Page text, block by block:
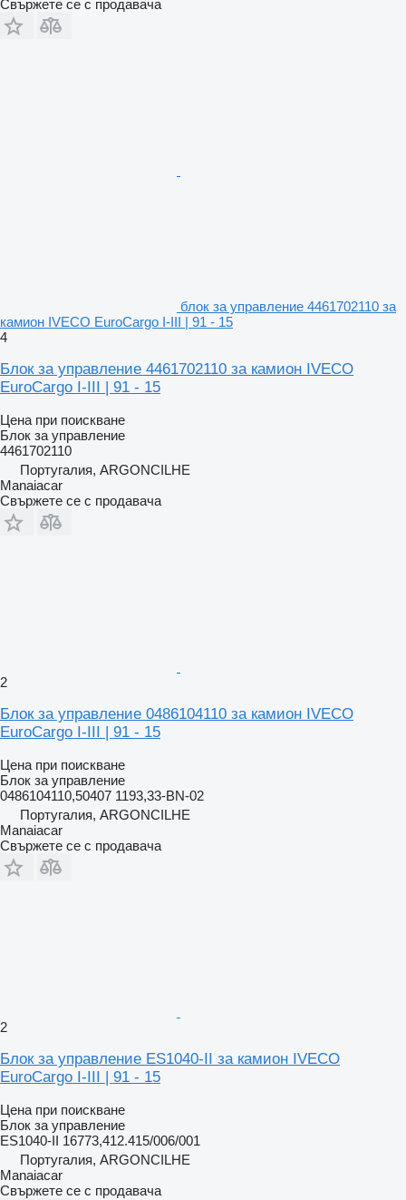
Свържете се с продавача
блок за управление 4461702110 за
камион IVECO EuroCargo I-III | 91 - 15
4
Блок за управление 4461702110 за камион IVECO
EuroCargo I-III | 91 - 15
Цена при поискване
Блок за управление
4461702110
Португалия, ARGONCILHE
Manaiacar
Свържете се с продавача
2
Блок за управление 0486104110 за камион IVECO
EuroCargo I-III | 91 - 15
Цена при поискване
Блок за управление
0486104110,50407 1193,33-BN-02
Португалия, ARGONCILHE
Manaiacar
Свържете се с продавача
2
Блок за управление ES1040-II за камион IVECO
EuroCargo I-III | 91 - 15
Цена при поискване
Блок за управление
ES1040-II 16773,412.415/006/001
Португалия, ARGONCILHE
Manaiacar
Свържете се с продавача